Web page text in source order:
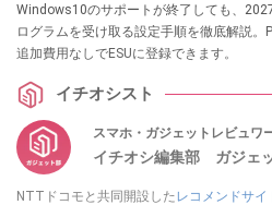
Windows10のサポートが終了しても、
ログラムを受け取る設定手順を徹底解説
追加費用なしでESUに登録できます。
イチオシスト
スマホ・ガジェットレビュワ
イチオシ編集部 ガジェ
NTTドコモと共同開設した レコメンドサイ